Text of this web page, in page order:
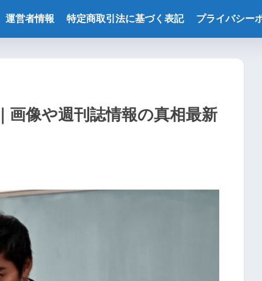
運営者情報 特定商取引法に基づく表記 プライバシー
画像や週刊誌情報の真相最新